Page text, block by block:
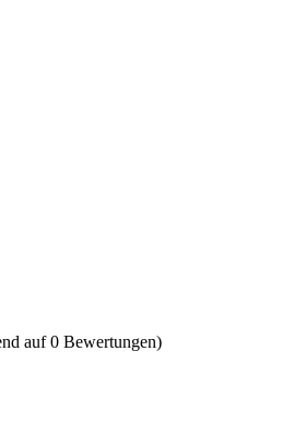
auf 0 Bewertungen)